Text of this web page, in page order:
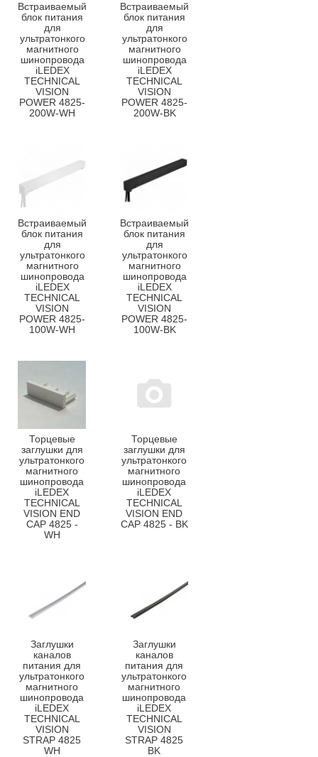
Встраиваемый
блок питания
для
ультратонкого
магнитного
шинопровода
iLEDEX
TECHNICAL
VISION
POWER 4825-
200W-WH
Встраиваемый
блок питания
для
ультратонкого
магнитного
шинопровода
iLEDEX
TECHNICAL
VISION
POWER 4825-
200W-BK
Встраиваемый
блок питания
для
ультратонкого
магнитного
шинопровода
iLEDEX
TECHNICAL
VISION
POWER 4825-
100W-WH
Встраиваемый
блок питания
для
ультратонкого
магнитного
шинопровода
iLEDEX
TECHNICAL
VISION
POWER 4825-
100W-BK
Торцевые
заглушки для
ультратонкого
магнитного
шинопровода
iLEDEX
TECHNICAL
VISION END
CAP 4825 -
WH
Торцевые
заглушки для
ультратонкого
магнитного
шинопровода
iLEDEX
TECHNICAL
VISION END
CAP 4825 - BK
Заглушки
каналов
питания для
ультратонкого
магнитного
шинопровода
iLEDEX
TECHNICAL
VISION
STRAP 4825
WH
Заглушки
каналов
питания для
ультратонкого
магнитного
шинопровода
iLEDEX
TECHNICAL
VISION
STRAP 4825
BK